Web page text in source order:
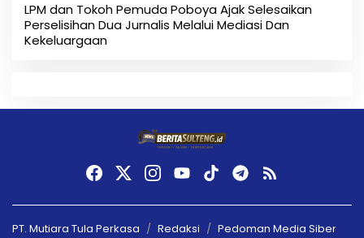
LPM dan Tokoh Pemuda Poboya Ajak Selesaikan
Perselisihan Dua Jurnalis Melalui Mediasi Dan
Kekeluargaan
PT. Mutiara Tula Perkasa Redaksi Pedoman Media Siber